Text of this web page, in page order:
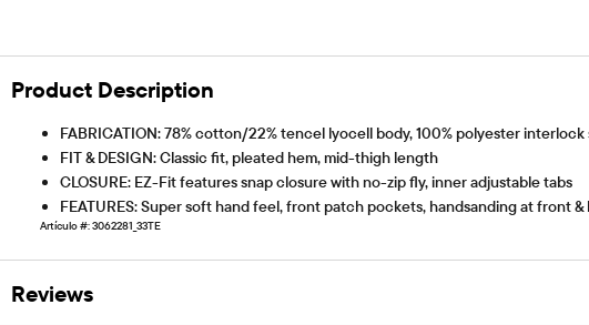
Product Description
FABRICATION: 78% cotton/22% tencel lyocell body, 100% polyester
FIT & DESIGN: Classic fit, pleated hem, mid-thigh length
CLOSURE: EZ-Fit features snap closure with no-zip fly, inner adjustable tabs
FEATURES: Super soft hand feel, front patch pockets, handsanding at front
Artículo #: 3062281_33TE
Reviews